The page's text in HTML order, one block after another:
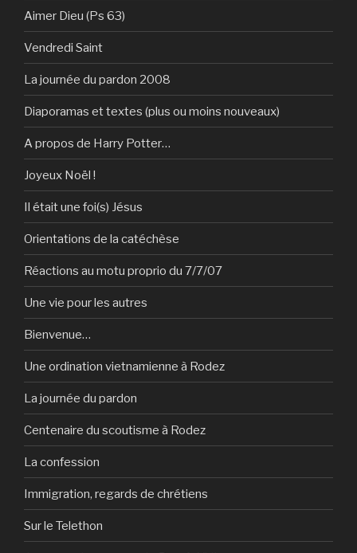
Aimer Dieu (Ps 63)
Vendredi Saint
La journée du pardon 2008
Diaporamas et textes (plus ou moins nouveaux)
A propos de Harry Potter…
Joyeux Noël !
Il était une foi(s) Jésus
Orientations de la catéchèse
Réactions au motu proprio du 7/7/07
Une vie pour les autres
Bienvenue…
Une ordination vietnamienne à Rodez
La journée du pardon
Centenaire du scoutisme à Rodez
La confession
Immigration, regards de chrétiens
Sur le Telethon